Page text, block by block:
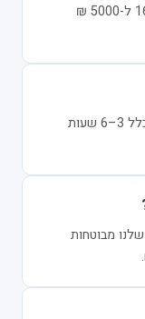
מחיר ניקיון אחרי שיפוץ ברעננה נע בין 1600 ל-5000 ₪
משך הזמן תלוי בגודל הנכס ומצבו. בדרך כלל 3–6 שעות
מבוטחות